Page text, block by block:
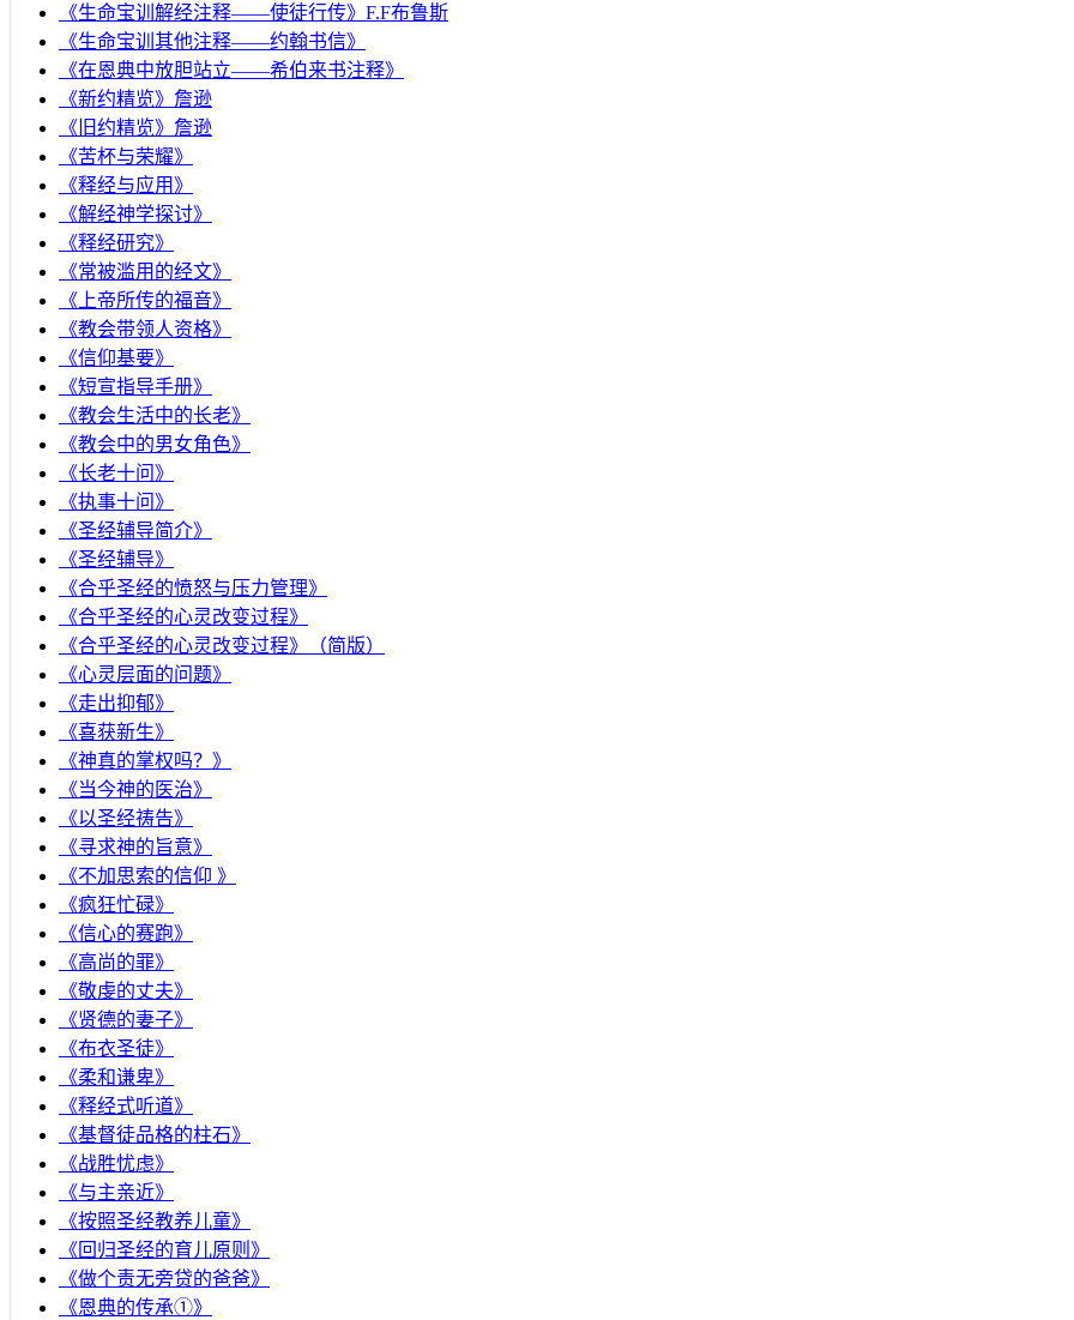
《生命宝训解经注释——使徒行传》F.F布鲁斯
《生命宝训其他注释——约翰书信》
《在恩典中放胆站立——希伯来书注释》
《新约精览》詹逊
《旧约精览》詹逊
《苦杯与荣耀》
《释经与应用》
《解经神学探讨》
《释经研究》
《常被滥用的经文》
《上帝所传的福音》
《教会带领人资格》
《信仰基要》
《短宣指导手册》
《教会生活中的长老》
《教会中的男女角色》
《长老十问》
《执事十问》
《圣经辅导简介》
《圣经辅导》
​《合乎圣经的愤怒与压力管理》
《合乎圣经的心灵改变过程》
《合乎圣经的心灵改变过程》（简版）
《心灵层面的问题》
《走出抑郁》
《喜获新生》
《神真的掌权吗？》
《当今神的医治》
《以圣经祷告》
《寻求神的旨意》
《不加思索的信仰 》
《疯狂忙碌》
《信心的赛跑》
《高尚的罪》
《敬虔的丈夫》
《贤德的妻子》
《布衣圣徒》
《柔和谦卑》
《释经式听道》
《基督徒品格的柱石》
《战胜忧虑》
《与主亲近》
《按照圣经教养儿童》
《回归圣经的育儿原则》
《做个责无旁贷的爸爸》
《恩典的传承①》